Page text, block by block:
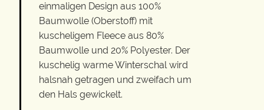
einmaligen Design aus 100%
Baumwolle (Oberstoff) mit
kuscheligem Fleece aus 80%
Baumwolle und 20% Polyester. Der
kuschelig warme Winterschal wird
halsnah getragen und zweifach um
den Hals gewickelt.